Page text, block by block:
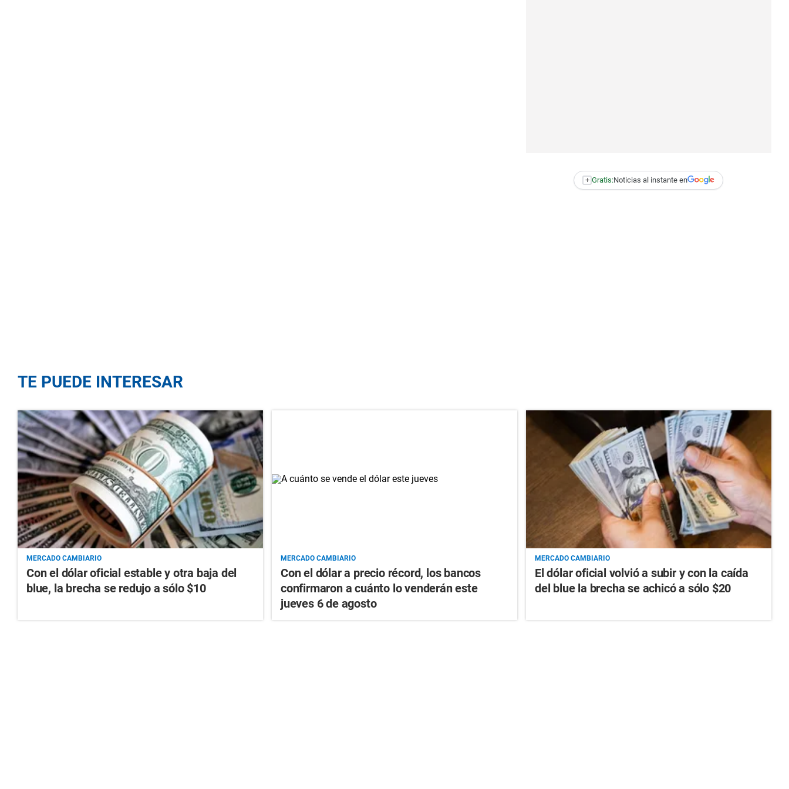
+ Gratis:Noticias al instante en
TE PUEDE INTERESAR
MERCADO CAMBIARIO
Con el dólar oficial estable y otra baja del
blue, la brecha se redujo a sólo $10
MERCADO CAMBIARIO
Con el dólar a precio récord, los bancos
confirmaron a cuánto lo venderán este
jueves 6 de agosto
MERCADO CAMBIARIO
El dólar oficial volvió a subir y con la caída
del blue la brecha se achicó a sólo $20